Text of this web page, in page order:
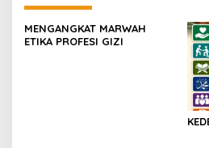
MENGANGKAT MARWAH
ETIKA PROFESI GIZI